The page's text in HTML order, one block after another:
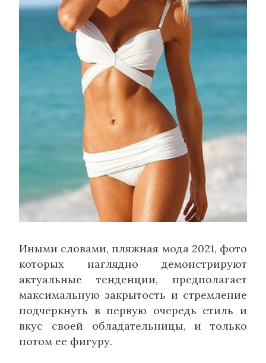
Иными словами, пляжная мода 2021, фото
которых наглядно демонстрируют
актуальные тенденции, предполагает
максимальную закрытость и стремление
подчеркнуть в первую очередь стиль и
вкус своей обладательницы, и только
потом ее фигуру.